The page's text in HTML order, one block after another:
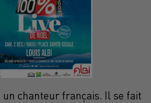
un chanteur français. Il se fait